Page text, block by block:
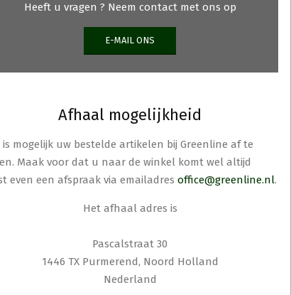
Heeft u vragen ? Neem contact met ons op
E-MAIL ONS
Afhaal mogelijkheid
is mogelijk uw bestelde artikelen bij Greenline af te
Maak voor dat u naar de winkel komt wel altijd
even een afspraak via emailadres office@greenline.nl.
Het afhaal adres is
Pascalstraat 30
1446 TX Purmerend, Noord Holland
Nederland